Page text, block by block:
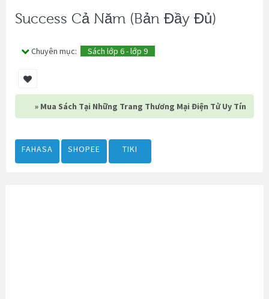
Success Cả Năm (Bản Đầy Đủ)
Chuyên mục: Sách lớp 6 - lớp 9
» Mua Sách Tại Những Trang Thương Mại Điện Tử Uy Tín
FAHASA SHOPEE TIKI